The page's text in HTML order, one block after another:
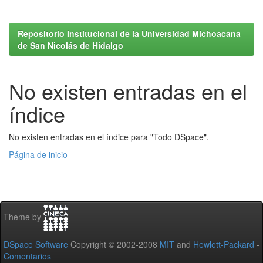
Repositorio Institucional de la Universidad Michoacana
de San Nicolás de Hidalgo
No existen entradas en el
índice
No existen entradas en el índice para "Todo DSpace".
Página de inicio
Theme by
DSpace Software Copyright © 2002-2008 MIT and Hewlett-Packard -
Comentarios